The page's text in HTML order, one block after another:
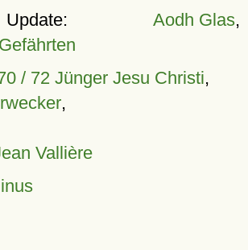
Aodh Glas,
/ 72 Jünger Jesu Christi,
,
Vallière